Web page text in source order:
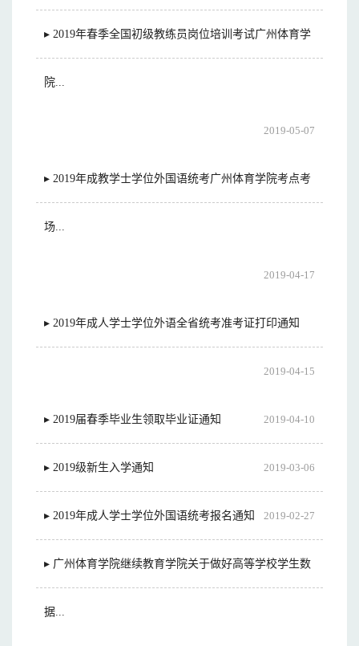
▸ 2019年春季全国初级教练员岗位培训考试广州体育学
院...
2019-05-07
▸ 2019年成教学士学位外国语统考广州体育学院考点考
场...
2019-04-17
▸ 2019年成人学士学位外语全省统考准考证打印通知
2019-04-15
▸ 2019届春季毕业生领取毕业证通知 2019-04-10
▸ 2019级新生入学通知 2019-03-06
▸ 2019年成人学士学位外国语统考报名通知 2019-02-27
▸ 广州体育学院继续教育学院关于做好高等学校学生数
据...